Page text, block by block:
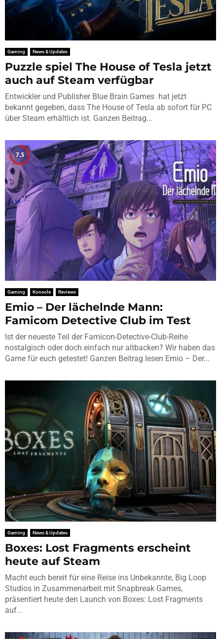
Gaming News & Updates
Puzzle spiel The House of Tesla jetzt
auch auf Steam verfügbar
Entwickler und Publisher Blue Brain Games hat jetzt
bekannt gegeben, dass The House of Tesla ab sofort für PC
über Steam erhältlich ist. Ganzen Beitrag...
7.5
Gaming Konsole Reviews
Emio – Der lächelnde Mann:
Famicom Detective Club im Test
Ist der neueste Teil der Famicon-Detective-Club-Reihe
nostalgisch oder doch einfach nur altbacken? Wir haben das
Game für euch getestet! Ganzen Beitrag lesen Emio – Der...
Gaming News & Updates
Boxes: Lost Fragments erscheint
heute auf Steam
Macht euch bereit für eine Reise ins Unbekannte, Big Loop
Studios in Zusammenarbeit mit Snapbreak Games,
präsentiert heute den Launch von Boxes: Lost Fragments
auf...